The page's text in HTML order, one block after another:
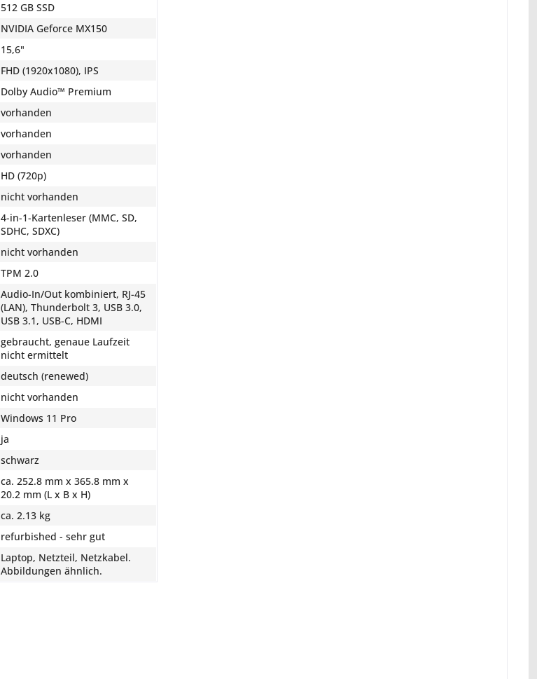
512 GB SSD
NVIDIA Geforce MX150
15,6"
FHD (1920x1080), IPS
Dolby Audio™ Premium
vorhanden
vorhanden
vorhanden
HD (720p)
nicht vorhanden
4-in-1-Kartenleser (MMC, SD,
SDHC, SDXC)
nicht vorhanden
TPM 2.0
Audio-In/Out kombiniert, RJ-45
(LAN), Thunderbolt 3, USB 3.0,
USB 3.1, USB-C, HDMI
gebraucht, genaue Laufzeit
nicht ermittelt
deutsch (renewed)
nicht vorhanden
Windows 11 Pro
ja
schwarz
ca. 252.8 mm x 365.8 mm x
20.2 mm (L x B x H)
ca. 2.13 kg
refurbished - sehr gut
Laptop, Netzteil, Netzkabel.
Abbildungen ähnlich.